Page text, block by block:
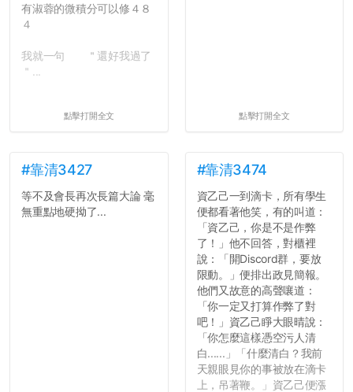
有淑蓉的微積分可以修４８
４
我就一句 ＂還好我過了
＂...
點擊打開全文 點擊打開全文
#靠清3427
等不及會長再次長篇大論 毫
無重點地硬拗了...
#靠清3474
資乙己一到滴卡，所有學生
便都看著他笑，有的叫道：
「資乙己，你是不是作弊
了！」他不回答，對櫃裡
說：「開Discord群，要放
限動。」便排出政見簡報。
他們又故意的高聲嚷道：
「你一定又打算作弊了對
吧！」資乙己睜大眼晴說：
「你怎麼這樣憑空污人清
白......」「什麼清白？我前
天親眼見你的事被放在滴卡
上，吊著鞭。」資乙己便漲